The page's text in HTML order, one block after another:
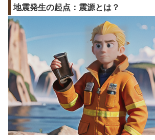
地震発生の起点：震源とは？